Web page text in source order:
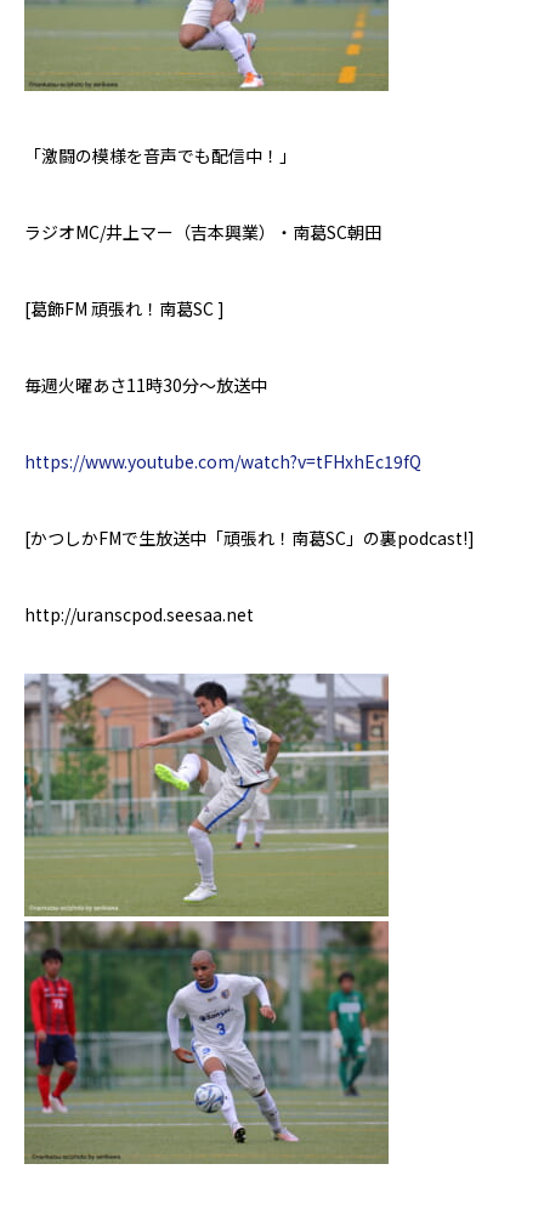
「激闘の模様を音声でも配信中！」
ラジオMC/井上マー（吉本興業）・南葛SC朝田
[葛飾FM 頑張れ！南葛SC ]
毎週火曜あさ11時30分～放送中
https://www.youtube.com/watch?v=tFHxhEc19fQ
[かつしかFMで生放送中「頑張れ！南葛SC 」の裏podcast!]
http://uranscpod.seesaa.net